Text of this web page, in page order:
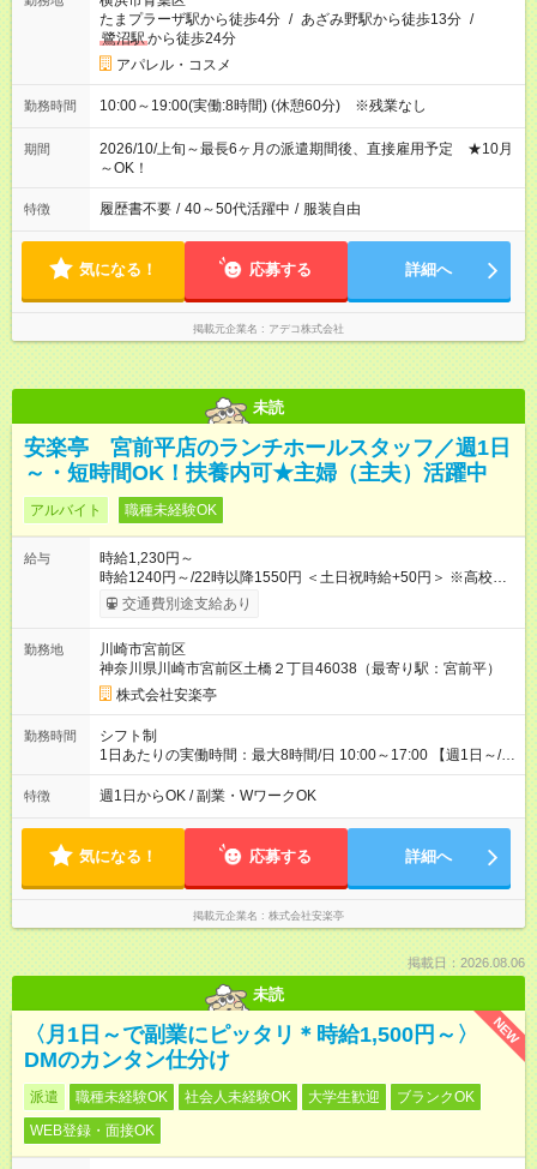
たまプラーザ駅から徒歩4分 / あざみ野駅から徒歩13分 /
鷺沼駅から徒歩24分
アパレル・コスメ
勤務時間 10:00～19:00(実働:8時間) (休憩60分) ※残業なし
期間
2026/10/上旬～最長6ヶ月の派遣期間後、直接雇用予定 ★10月
～OK！
特徴 履歴書不要 / 40～50代活躍中 / 服装自由
気になる！ 応募する 詳細へ
掲載元企業名 アデコ株式会社
未読
安楽亭 宮前平店のランチホールスタッフ／週1日
～・短時間OK！扶養内可★主婦（主夫）活躍中
アルバイト 職種未経験OK
給与
時給1,230円～
時給1240円～/22時以降1550円 ＜土日祝時給+50円＞ ※高校生
時給1230円 【試用期間】試用期間あり 試用期間の長さ：12ヶ
月 雇用形態、給与は本採用時と同じです。 ※最大12ヶ月の間
交通費別途支給あり
勤務地
川崎市宮前区
神奈川県川崎市宮前区土橋２丁目46038（最寄り駅：宮前平）
株式会社安楽亭
勤務時間
シフト制
1日あたりの実働時間：最大8時間/日 10:00～17:00 【週1日～/1
日3時間～OK！】 ＊レギュラー勤務ももちろん大歓迎！ 「子ど
ものお迎えまでの時間」 「ランチタイムだけ」 など、家庭の予
談可能◎
特徴 週1日からOK / 副業・WワークOK
気になる！ 応募する 詳細へ
掲載元企業名 株式会社安楽亭
掲載日：2026.08.06
未読
NEW
〈月1日～で副業にピッタリ＊時給1,500円～〉
DMのカンタン仕分け
派遣 職種未経験OK 社会人未経験OK 大学生歓迎
ブランクOK
WEB登録・面接OK